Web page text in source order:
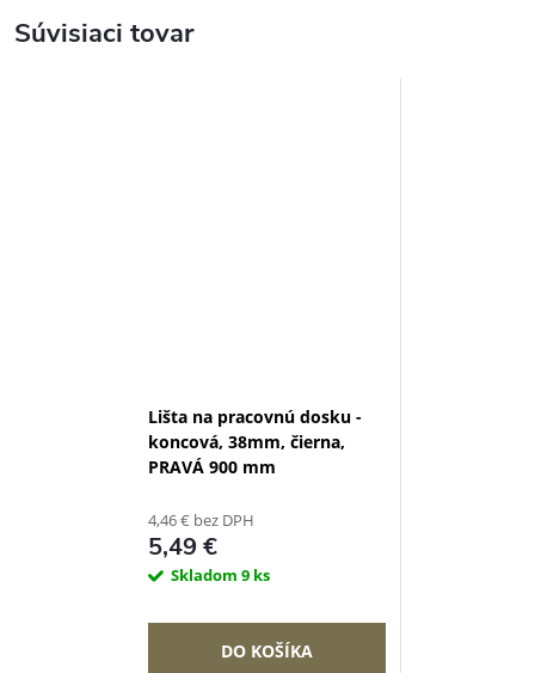
Súvisiaci tovar
Lišta na pracovnú dosku -
koncová, 38mm, čierna,
PRAVÁ 900 mm
4,46 € bez DPH
5,49 €
Skladom 9 ks
DO KOŠÍKA